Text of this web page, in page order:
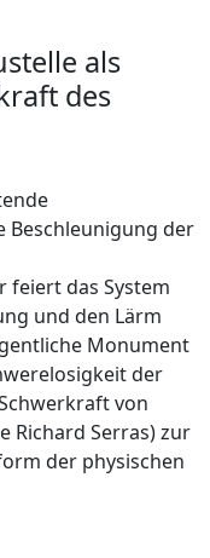
als
des
Beschleunigung der
feiert das System
und den Lärm
Monument
der
von
Richard Serras) zur
der physischen